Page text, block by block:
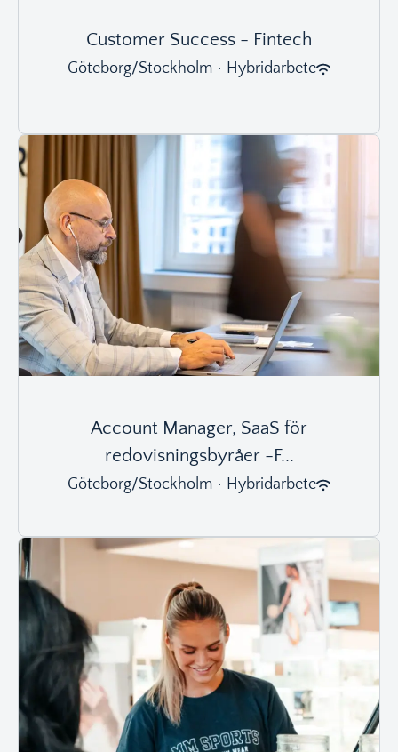
Customer Success - Fintech
Göteborg/Stockholm · Hybridarbete
Account Manager, SaaS för
redovisningsbyråer -F...
Göteborg/Stockholm · Hybridarbete